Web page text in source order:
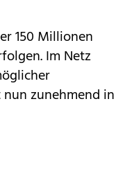
150 Millionen
Im Netz
zunehmend in